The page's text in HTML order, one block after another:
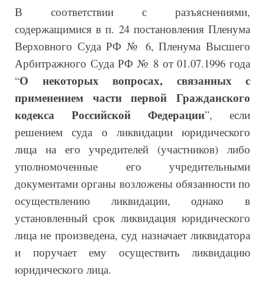
В соответствии с разъяснениями,
содержащимися в п. 24 постановления Пленума
Верховного Суда РФ № 6, Пленума Высшего
Арбитражного Суда РФ № 8 от 01.07.1996 года
“О некоторых вопросах, связанных с
применением части первой Гражданского
кодекса Российской Федерации”, если
решением суда о ликвидации юридического
лица на его учредителей (участников) либо
уполномоченные его учредительными
документами органы возложены обязанности по
осуществлению ликвидации, однако в
установленный срок ликвидация юридического
лица не произведена, суд назначает ликвидатора
и поручает ему осуществить ликвидацию
юридического лица.